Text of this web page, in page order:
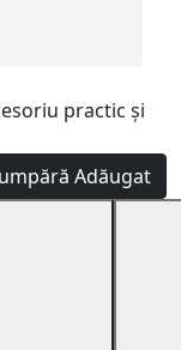
practic și
Adăugat